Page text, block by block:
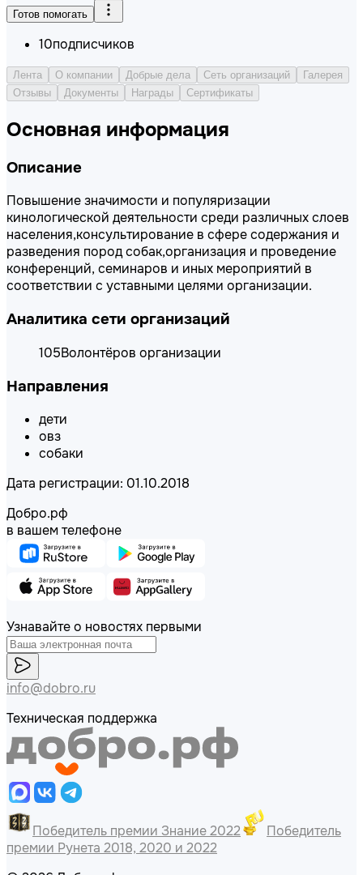
Готов помогать
10подписчиков
Лента О компании Добрые дела Сеть организаций
Галерея
Отзывы
Документы Награды Сертификаты
Основная информация
Описание
Повышение значимости и популяризации
кинологической деятельности среди различных слоев
населения,консультирование в сфере содержания и
разведения пород собак,организация и проведение
конференций, семинаров и иных мероприятий в
соответствии с уставными целями организации.
Аналитика сети организаций
105Волонтёров организации
Направления
дети
овз
собаки
Дата регистрации: 01.10.2018
Добро.рф
в вашем телефоне
Узнавайте о новостях первыми
info@dobro.ru
Техническая поддержка
Победитель премии Знание 2022
Победитель
премии Рунета 2018, 2020 и 2022